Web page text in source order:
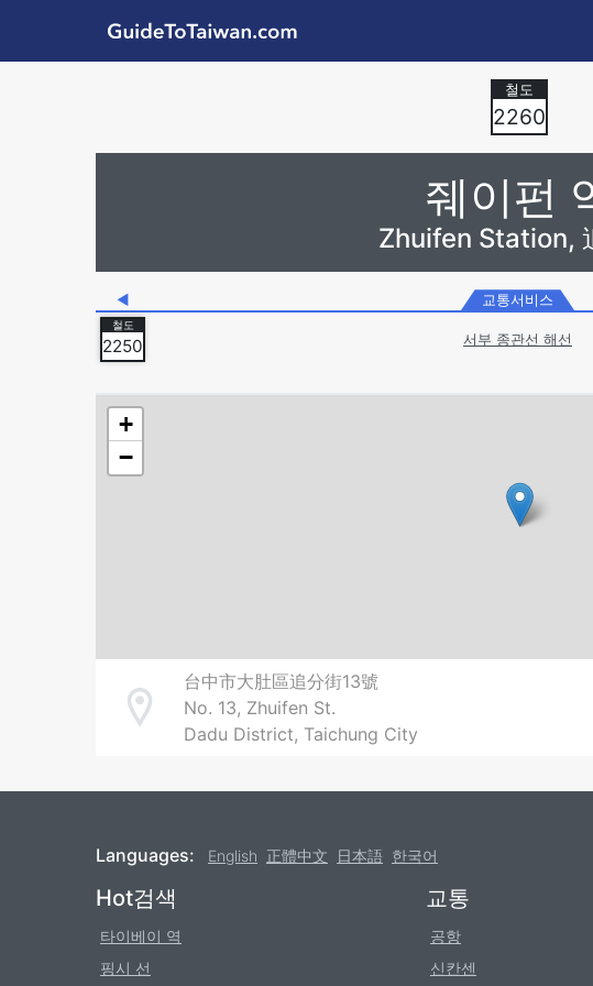
GuideToTaiwan.com
2260
줴이펀
Zhuifen Station,
◀ 교통서비스
2250 서부 종관선 해선
+
−
Address
台中市大肚區追分街13號
No. 13, Zhuifen St.
Dadu District, Taichung City
Languages: English 正體中文 日本語 한국어
Footer
Hot검색
타이베이 역
핑시 선
교통
공항
신칸센